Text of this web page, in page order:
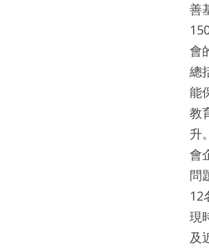
善
會
總
能
教
升
會
問
12
現
及